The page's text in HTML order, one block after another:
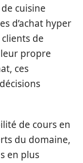
cuisine
d’achat hyper
de
propre
ces
de cours en
du domaine,
en plus